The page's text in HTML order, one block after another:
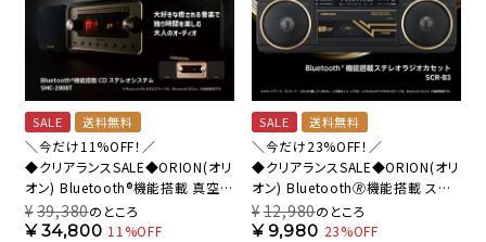
SALE 送料無料
＼今だけ11%OFF！／
◆クリアランスSALE◆ORION(オリ
オン) Bluetooth®機能搭載 真空管
ハイブリッドアンプCDステレオ
SMC-280BT 【AVT】
¥39,380のところ
¥34,800 11%OFF
SALE 送料無料
＼今だけ23%OFF！／
◆クリアランスSALE◆ORION(オリ
オン) Bluetooth🄬機能搭載 ステ
レオラジカセ ブラック SCR-B3 BK
【AVT】
¥12,980のところ
¥9,980 23%OFF